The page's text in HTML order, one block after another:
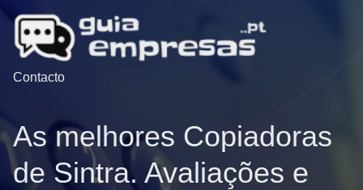
Contacto
As melhores Copiadoras
de Sintra. Avaliações e